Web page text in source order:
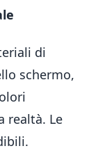
di
schermo,
realtà. Le